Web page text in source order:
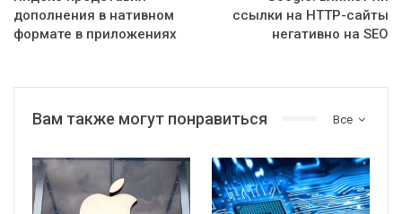
дополнения в нативном
формате в приложениях
ссылки на HTTP-сайты
негативно на SEO
Все
Вам также могут понравиться